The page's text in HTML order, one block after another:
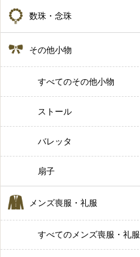
数珠・念珠
その他小物
すべてのその他小物
ストール
バレッタ
扇子
メンズ喪服・礼服
すべてのメンズ喪服・礼服